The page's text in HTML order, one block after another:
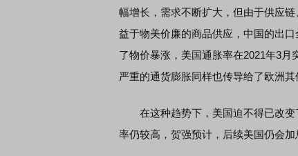
幅增长，需求不断扩大，但由于供应
益于物美价廉的商品供应，中国的出
了物价暴涨，美国通胀率在2021年3月
严重的通货膨胀同样也传导给了欧洲其
在这种趋势下，美国迫不得已改变
率仍较高，贺强预计，后续美国仍会加